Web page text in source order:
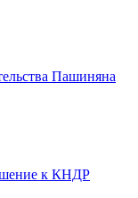
Пашиняна
к КНДР